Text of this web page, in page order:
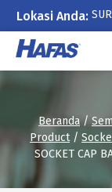
Lokasi Anda:
Lewati
konten
Beranda/
Product/
SOCKET CAP